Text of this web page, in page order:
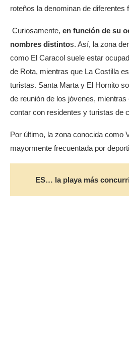
roteños la denominan de diferentes
Curiosamente, en función de su
nombres distintos. Así, la zona
como El Caracol suele estar
de Rota, mientras que La Costilla
turistas. Santa Marta y El Hornito
de reunión de los jóvenes,
contar con residentes y turistas de
Por último, la zona conocida como
mayormente frecuentada por
ES… la playa más